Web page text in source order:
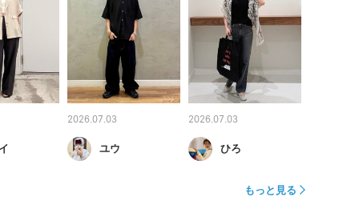
2026.07.03
ユウ
2026.07.03
ひろ
もっと見る